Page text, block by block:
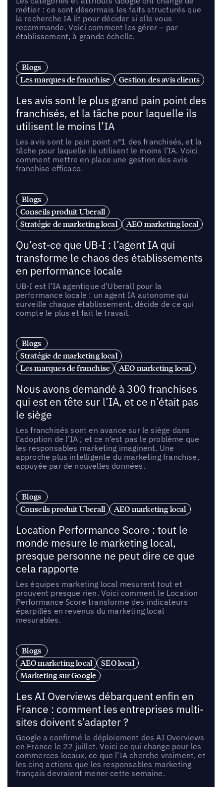
métier : ce sont désormais les faits structurés que
la recherche IA lit pour décider si elle vous
recommande. Voici comment les gérer – par
établissement, à grande échelle.
Blogs
Les marques de franchise
Gestion des avis clients
Les avis sont le plus grand pain point des
franchisés, et la tâche pour laquelle ils
utilisent le moins l’IA
Les avis sont le pain point n°1 des franchisés, et la
tâche pour laquelle ils utilisent le moins l’IA. Voici
comment mettre en place une gestion des avis
franchise efficace.
Blogs
Conseils produit Uberall
Stratégie de marketing local
AEO marketing local
Qu’est-ce que UB-I : l’agent IA qui
transforme le chaos des établissements
en performance locale
UB-I est l’IA agentique d’Uberall pour la
performance locale : un agent IA autonome qui
surveille chaque établissement, décide de ce qui
compte le plus et fait le travail.
Blogs
Stratégie de marketing local
Les marques de franchise
AEO marketing local
Nous avons demandé à 300 franchises
qui est en tête sur l’IA, et ce n’était pas
le siège
Les franchisés sont en avance sur le siège dans
l’adoption de l’IA ; et ce n’est pas le problème que
les responsables marketing imaginent. Une
approche plus intelligente du marketing franchise,
appuyée par de nouvelles données.
Blogs
Conseils produit Uberall
AEO marketing local
Location Performance Score : tout le
monde mesure le marketing local,
presque personne ne peut dire ce que
cela rapporte
Les équipes marketing local mesurent tout et
prouvent presque rien. Voici comment le Location
Performance Score transforme des indicateurs
éparpillés en revenus du marketing local
mesurables.
Blogs
AEO marketing local
SEO local
Marketing sur Google
Les AI Overviews débarquent enfin en
France : comment les entreprises multi-
sites doivent s’adapter ?
Google a confirmé le déploiement des AI Overviews
en France le 22 juillet. Voici ce qui change pour les
commerces locaux, ce que l’IA cherche vraiment, et
les cinq actions que les responsables marketing
français devraient mener cette semaine.